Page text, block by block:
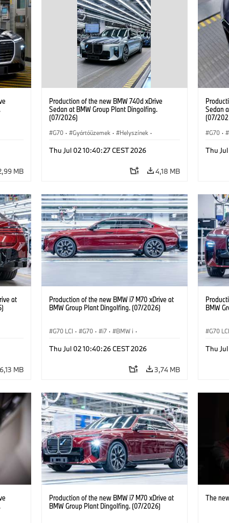
MB
Production of the new BMW 740d xDrive
Sedan at BMW Group Plant Dingolfing.
(07/2026)
G70 · Gyártóüzemek · Helyszínek ·
Thu Jul 02 10:40:27 CEST 2026
4,18 MB
Sedan
(07/
G70 ·
Thu
at
MB
Production of the new BMW i7 M70 xDrive at
BMW Group Plant Dingolfing. (07/2026)
G70 LCI · G70 · i7 · BMW i ·
Thu Jul 02 10:40:26 CEST 2026
3,74 MB
BMW
G70
Thu
Production of the new BMW i7 M70 xDrive at
BMW Group Plant Dingolfing. (07/2026)
The